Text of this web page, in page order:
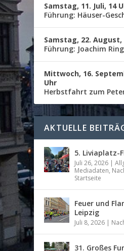
Samstag, 11. Juli, 14
Führung: Häuser-
Samstag, 22. August,
Führung: Joachim
Mittwoch, 16.
Uhr
Herbstfahrt zum
AKTUELLE
5. Liviaplatz-
Juli 26, 2026 |
Mediadaten,
Startseite
Feuer und
Leipzig
Juli 8, 2026 |
31. Großes